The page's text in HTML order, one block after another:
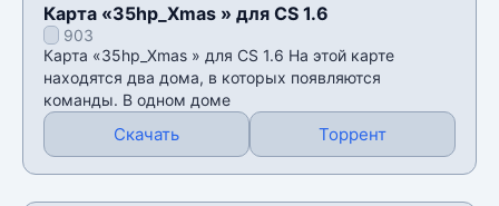
Карта «35hp_Xmas » для CS 1.6
903
Карта «35hp_Xmas » для CS 1.6 На этой карте
находятся два дома, в которых появляются
команды. В одном доме
Скачать Торрент